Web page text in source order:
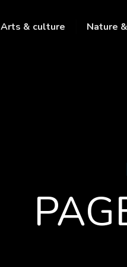
Arts & culture Nature